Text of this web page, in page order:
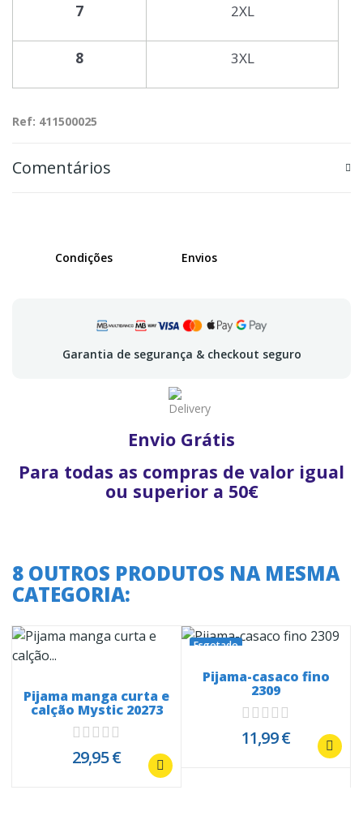
7 2XL
8 3XL
Ref: 411500025
Comentários
Condições Envios
Garantia de segurança & checkout seguro
Envio Grátis
Para todas as compras de valor igual
ou superior a 50€
8 OUTROS PRODUTOS NA MESMA
CATEGORIA:
Pijama manga curta e
calção Mystic 20273
29,95 €
Esgotado
Pijama-casaco fino
2309
11,99 €